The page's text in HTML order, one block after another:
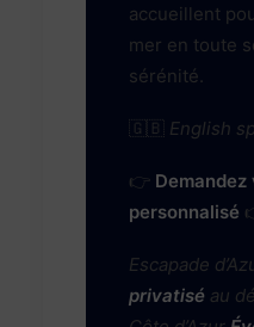
accueillent
mer en toute
sérénité.
🇬🇧 English
👉
personnalisé
Escapade
privatisé au